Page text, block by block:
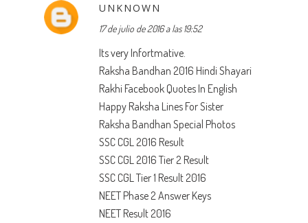
UNKNOWN
17 de julio de 2016 a las 19:52
Its very Infortmative.
Raksha Bandhan 2016 Hindi Shayari
Rakhi Facebook Quotes In English
Happy Raksha Lines For Sister
Raksha Bandhan Special Photos
SSC CGL 2016 Result
SSC CGL 2016 Tier 2 Result
SSC CGL Tier 1 Result 2016
NEET Phase 2 Answer Keys
NEET Result 2016